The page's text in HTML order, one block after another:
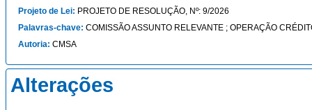
Projeto de Lei: PROJETO DE RESOLUÇÃO, Nº: 9/2026
Palavras-chave: COMISSÃO ASSUNTO RELEVANTE ; OPERAÇÃO
Autoria: CMSA
Alterações